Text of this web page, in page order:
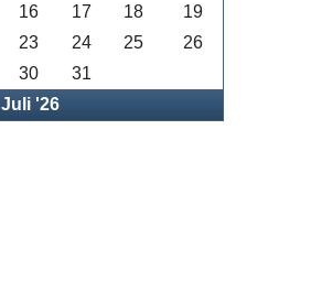
Juli '26
16 17 18
19
23 24 25
26
30 31